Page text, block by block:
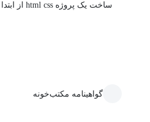
ساخت یک پروژه html css از ابتدا
گواهینامه مکتب‌خونه